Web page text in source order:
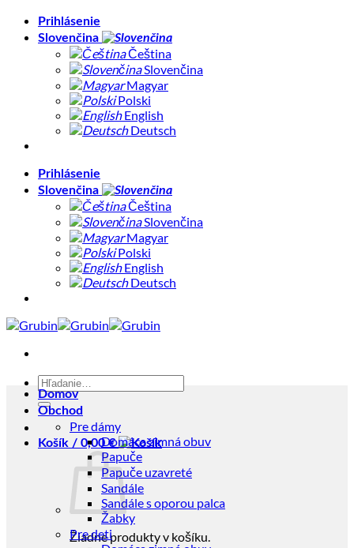
Skip
Prihlásenie
Slovenčina
Čeština
Slovenčina
Magyar
Polski
English
Deutsch
Prihlásenie
Slovenčina
Čeština
Slovenčina
Magyar
Polski
English
Deutsch
Hľadať:
Košík / 0,00€
Žiadne produkty v košíku.
Domov
Obchod
Pre dámy
Domáca zimná obuv
Papuče
Papuče uzavreté
Sandále
Sandále s oporou palca
Žabky
Pre deti